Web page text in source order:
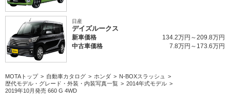
日産
デイズルークス
新車価格
134.2万円～209.8万円
中古車価格
7.8万円～173.6万円
MOTAトップ 自動車カタログ ホンダ
N-BOXスラッシュ
歴代モデル・グレード・外装・内装写真一覧
2014年式モデル
2019年10月発売 660 G 4WD